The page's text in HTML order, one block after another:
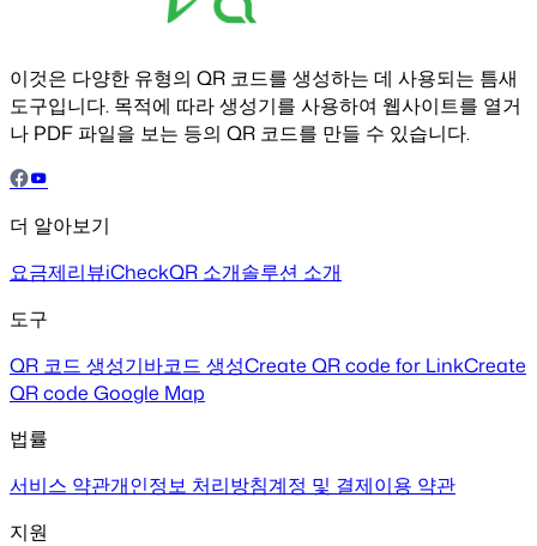
이것은 다양한 유형의 QR 코드를 생성하는 데 사용되는 틈새
도구입니다. 목적에 따라 생성기를 사용하여 웹사이트를 열거
나 PDF 파일을 보는 등의 QR 코드를 만들 수 있습니다.
더 알아보기
요금제리뷰iCheckQR 소개솔루션 소개
도구
QR 코드 생성기바코드 생성Create QR code for LinkCreate
QR code Google Map
법률
서비스 약관개인정보 처리방침계정 및 결제이용 약관
지원